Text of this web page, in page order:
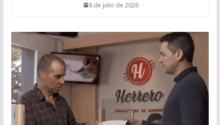
8 de julio de 2026